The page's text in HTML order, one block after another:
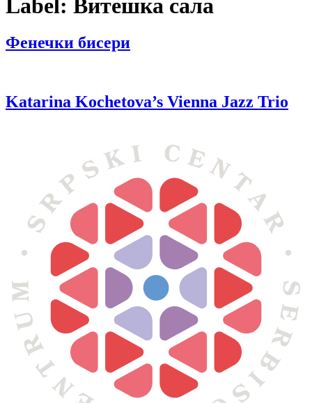
Label: Витешка сала
Фенечки бисери
Katarina Kochetova’s Vienna Jazz Trio